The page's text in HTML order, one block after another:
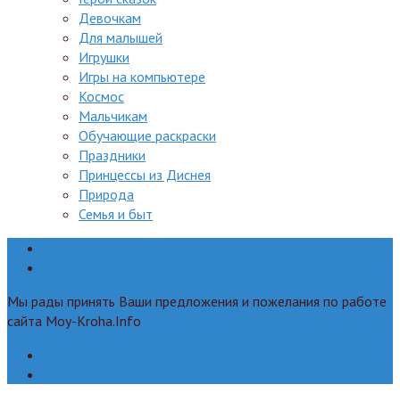
Девочкам
Для малышей
Игрушки
Игры на компьютере
Космос
Мальчикам
Обучающие раскраски
Праздники
Принцессы из Диснея
Природа
Семья и быт
Мы рады принять Ваши предложения и пожелания по работе
сайта Moy-Kroha.Info